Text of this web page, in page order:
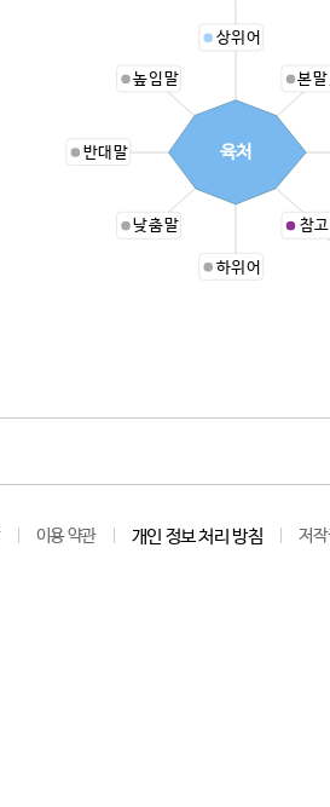
상위어
본
참
하위어
낮춤말
반대말
높임말
육처
이용 약관 개인 정보 처리 방침 저